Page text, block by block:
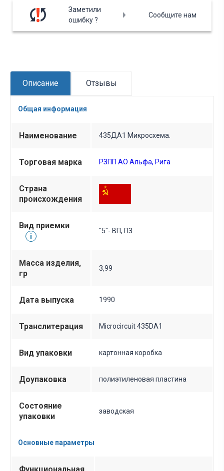
Заметили
ошибку ?
Сообщите нам
Описание Отзывы
Общая информация
Наименование 435ДА1 Микросхема.
Торговая марка РЗПП АО Альфа, Рига
Страна
происхождения
Вид приемки
i
"5"- ВП, ПЗ
Масса изделия,
гр
3,99
Дата выпуска 1990
Транслитерация Microcircuit 435DA1
Вид упаковки картонная коробка
Доупаковка полиэтиленовая пластина
Состояние
упаковки
заводская
Основные параметры